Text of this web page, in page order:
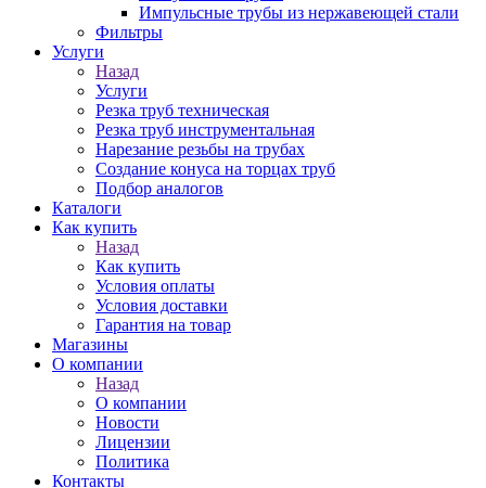
Импульсные трубы из нержавеющей стали
Фильтры
Услуги
Назад
Услуги
Резка труб техническая
Резка труб инструментальная
Нарезание резьбы на трубах
Создание конуса на торцах труб
Подбор аналогов
Каталоги
Как купить
Назад
Как купить
Условия оплаты
Условия доставки
Гарантия на товар
Магазины
О компании
Назад
О компании
Новости
Лицензии
Политика
Контакты